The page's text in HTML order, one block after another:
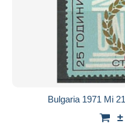
Bulgaria 1971 Mi